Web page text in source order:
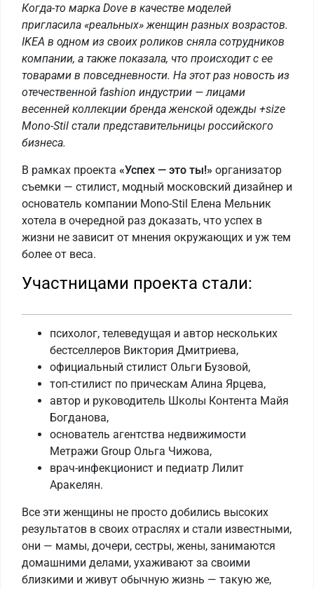
Когда-то марка Dove в качестве моделей
пригласила «реальных» женщин разных возрастов.
IKEA в одном из своих роликов сняла сотрудников
компании, а также показала, что происходит с ее
товарами в повседневности. На этот раз новость из
отечественной fashion индустрии — лицами
весенней коллекции бренда женской одежды +size
Mono-Stil стали представительницы российского
бизнеса.
В рамках проекта «Успех — это ты!» организатор
съемки — стилист, модный московский дизайнер и
основатель компании Mono-Stil Елена Мельник
хотела в очередной раз доказать, что успех в
жизни не зависит от мнения окружающих и уж тем
более от веса.
Участницами проекта стали:
психолог, телеведущая и автор нескольких
бестселлеров Виктория Дмитриева,
официальный стилист Ольги Бузовой,
топ-стилист по прическам Алина Ярцева,
автор и руководитель Школы Контента Майя
Богданова,
основатель агентства недвижимости
Метражи Group Ольга Чижова,
врач-инфекционист и педиатр Лилит
Аракелян.
Все эти женщины не просто добились высоких
результатов в своих отраслях и стали известными,
они — мамы, дочери, сестры, жены, занимаются
домашними делами, ухаживают за своими
близкими и живут обычную жизнь — такую же,